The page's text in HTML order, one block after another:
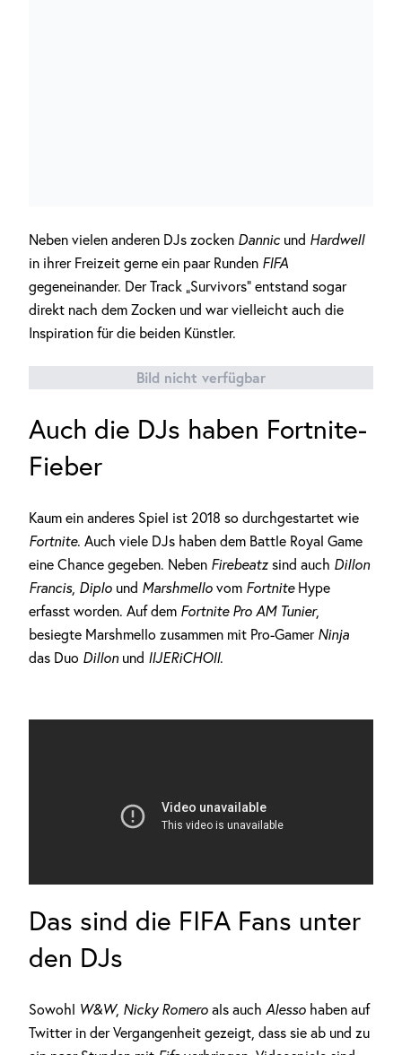
Neben vielen anderen DJs zocken Dannicund Hardwell
in ihrer Freizeit gerne ein paar Runden FIFA
gegeneinander. Der Track „Survivors“ entstand sogar
direkt nach dem Zocken und war vielleicht auch die
Inspiration für die beiden Künstler.
Bild nicht verfügbar
Auch die DJs haben Fortnite-
Fieber
Kaum ein anderes Spiel ist 2018 so durchgestartet wie
Fortnite. Auch viele DJs haben dem Battle Royal Game
eine Chance gegeben. Neben Firebeatz sind auch Dillon
Francis, Diplo und Marshmello vom Fortnite Hype
erfasst worden. Auf dem Fortnite Pro AM Tunier,
besiegte Marshmello zusammen mit Pro-Gamer Ninja
das Duo Dillonund IIJERiCHOII.
Das sind die FIFA Fans unter
den DJs
Sowohl W&W, Nicky Romero als auch Alesso haben auf
Twitter in der Vergangenheit gezeigt, dass sie ab und zu